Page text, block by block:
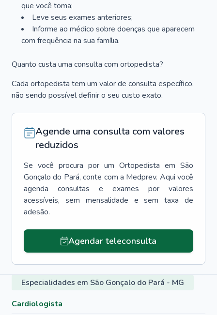
que você toma;
Leve seus exames anteriores;
Informe ao médico sobre doenças que aparecem
com frequência na sua família.
Quanto custa uma consulta com ortopedista?
Cada ortopedista tem um valor de consulta específico,
não sendo possível definir o seu custo exato.
Agende uma consulta com valores
reduzidos
Se você procura por um Ortopedista em São
Gonçalo do Pará, conte com a Medprev. Aqui você
agenda consultas e exames por valores
acessíveis, sem mensalidade e sem taxa de
adesão.
Agendar teleconsulta
Especialidades em São Gonçalo do Pará - MG
Cardiologista